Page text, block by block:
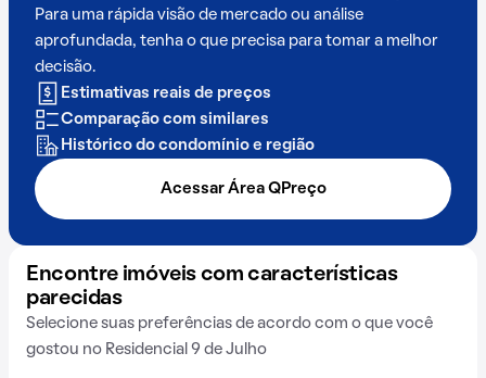
Para uma rápida visão de mercado ou análise
aprofundada, tenha o que precisa para tomar a melhor
decisão.
Estimativas reais de preços
Comparação com similares
Histórico do condomínio e região
Acessar Área QPreço
Encontre imóveis com características
parecidas
Selecione suas preferências de acordo com o que você
gostou no Residencial 9 de Julho